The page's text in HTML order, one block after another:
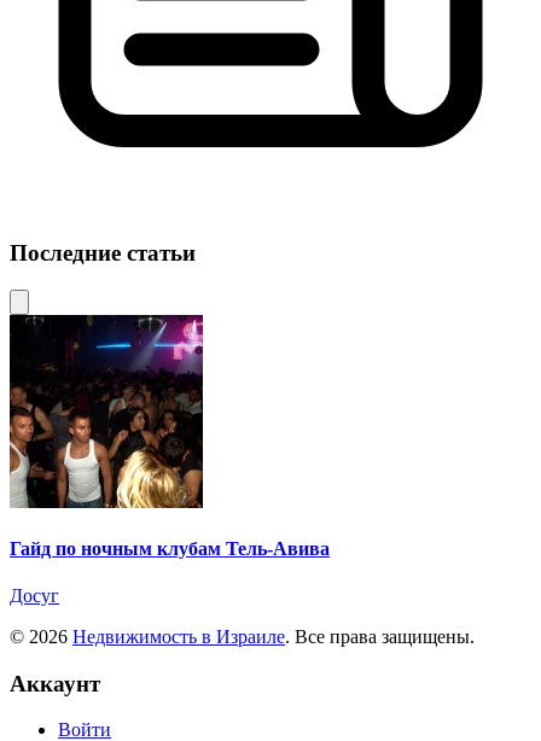
Последние статьи
Гайд по ночным клубам Тель-Авива
Досуг
© 2026 Недвижимость в Израиле. Все права защищены.
Аккаунт
Войти